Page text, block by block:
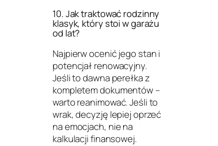
10. Jak traktować rodzinny
klasyk, który stoi w garażu
od lat?
Najpierw ocenić jego stan i
potencjał renowacyjny.
Jeśli to dawna perełka z
kompletem dokumentów –
warto reanimować. Jeśli to
wrak, decyzję lepiej oprzeć
na emocjach, nie na
kalkulacji finansowej.